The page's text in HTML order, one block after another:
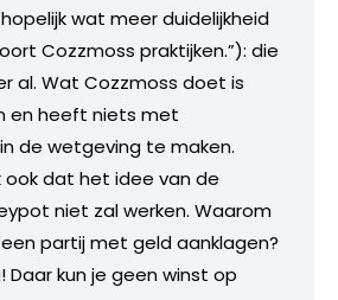
wat meer duidelijkheid
Cozzmoss praktijken.”): die
al. Wat Cozzmoss doet is
en heeft niets met
de wetgeving te maken.
ook dat het idee van de
niet zal werken. Waarom
partij met geld aanklagen?
Daar kun je geen winst op